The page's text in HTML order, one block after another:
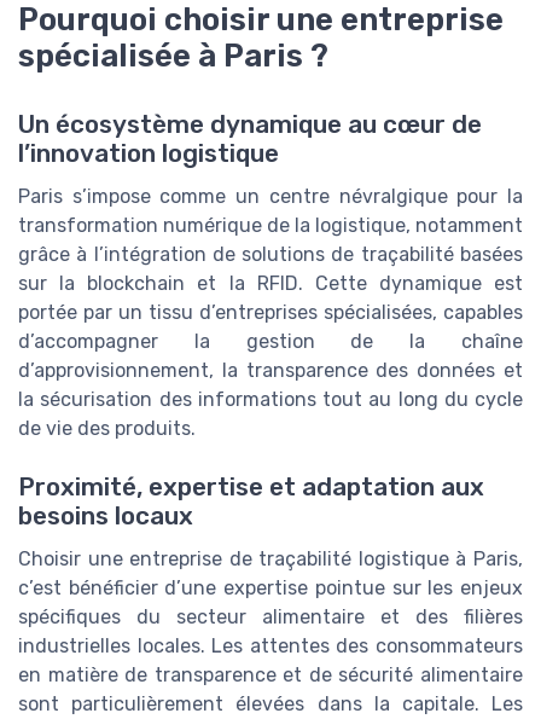
Pourquoi choisir une entreprise
spécialisée à Paris ?
Un écosystème dynamique au cœur de
l’innovation logistique
Paris s’impose comme un centre névralgique pour la
transformation numérique de la logistique, notamment
grâce à l’intégration de solutions de traçabilité basées
sur la blockchain et la RFID. Cette dynamique est
portée par un tissu d’entreprises spécialisées, capables
d’accompagner la gestion de la chaîne
d’approvisionnement, la transparence des données et
la sécurisation des informations tout au long du cycle
de vie des produits.
Proximité, expertise et adaptation aux
besoins locaux
Choisir une entreprise de traçabilité logistique à Paris,
c’est bénéficier d’une expertise pointue sur les enjeux
spécifiques du secteur alimentaire et des filières
industrielles locales. Les attentes des consommateurs
en matière de transparence et de sécurité alimentaire
sont particulièrement élevées dans la capitale. Les